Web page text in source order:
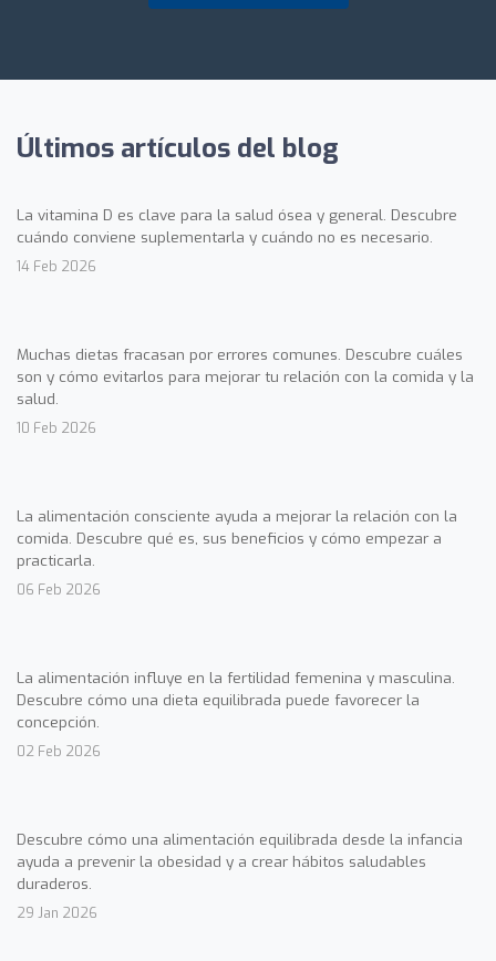
Últimos artículos del blog
La vitamina D es clave para la salud ósea y general. Descubre
cuándo conviene suplementarla y cuándo no es necesario.
14 Feb 2026
Muchas dietas fracasan por errores comunes. Descubre cuáles
son y cómo evitarlos para mejorar tu relación con la comida y la
salud.
10 Feb 2026
La alimentación consciente ayuda a mejorar la relación con la
comida. Descubre qué es, sus beneficios y cómo empezar a
practicarla.
06 Feb 2026
La alimentación influye en la fertilidad femenina y masculina.
Descubre cómo una dieta equilibrada puede favorecer la
concepción.
02 Feb 2026
Descubre cómo una alimentación equilibrada desde la infancia
ayuda a prevenir la obesidad y a crear hábitos saludables
duraderos.
29 Jan 2026